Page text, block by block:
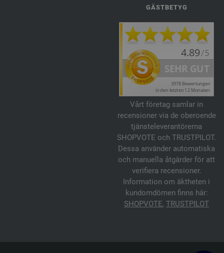
GÄSTBETYG
Vårt företag samlar in
recensioner via de oberoende
tjänsteleverantörerna
SHOPVOTE och TRUSTPILOT.
Dessa använder automatiska
och manuella åtgärder för att
verifiera recensioner.
Information om äktheten i
kundomdömen finns här:
SHOPVOTE, TRUSTPILOT